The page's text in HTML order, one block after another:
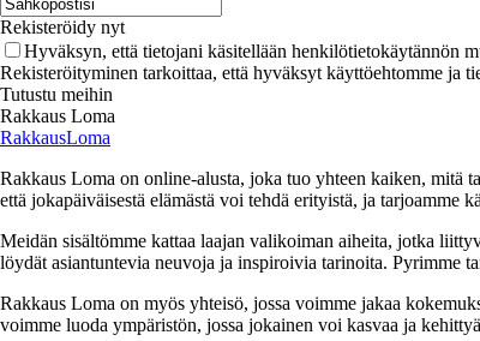
Rekisteröidy nyt
Hyväksyn, että tietojani käsitellään henkilötietokäytännön
Rekisteröityminen tarkoittaa, että hyväksyt käyttöehtomme ja
Tutustu meihin
Rakkaus Loma
RakkausLoma
Rakkaus Loma on online-alusta, joka tuo yhteen kaiken, mitä
että jokapäiväisestä elämästä voi tehdä erityistä, ja tarjoamme
Meidän sisältömme kattaa laajan valikoiman aiheita, jotka
löydät asiantuntevia neuvoja ja inspiroivia tarinoita. Pyrimme
Rakkaus Loma on myös yhteisö, jossa voimme jakaa
voimme luoda ympäristön, jossa jokainen voi kasvaa ja